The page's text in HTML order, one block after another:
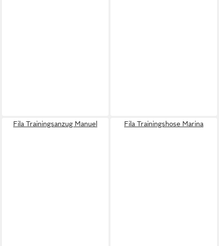
Fila Trainingsanzug Manuel Fila Trainingshose Marina